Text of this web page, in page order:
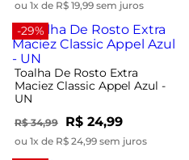
ou 1x de R$ 19,99 sem juros
-29%
Toalha De Rosto Extra
Maciez Classic Appel Azul -
UN
R$ 34,99 R$ 24,99
ou 1x de R$ 24,99 sem juros